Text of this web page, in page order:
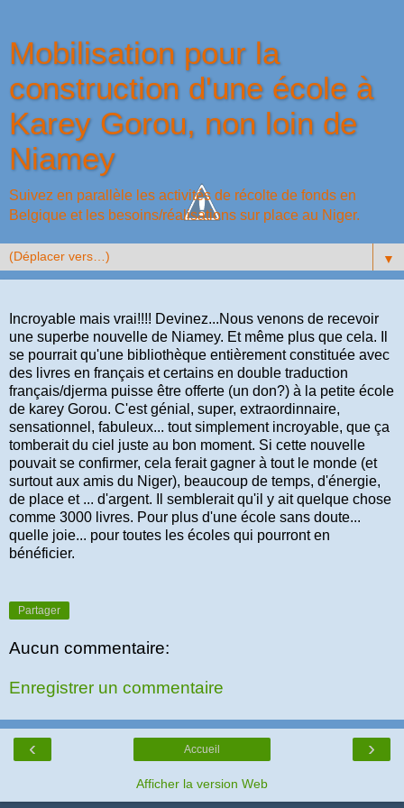
Mobilisation pour la
construction d'une école à
Karey Gorou, non loin de
Niamey
Suivez en parallèle les activités de récolte de fonds en
Belgique et les besoins/réalisations sur place au Niger.
▼
Incroyable mais vrai!!!! Devinez...Nous venons de recevoir
une superbe nouvelle de Niamey. Et même plus que cela. Il
se pourrait qu'une bibliothèque entièrement constituée avec
des livres en français et certains en double traduction
français/djerma puisse être offerte (un don?) à la petite école
de karey Gorou. C'est génial, super, extraordinnaire,
sensationnel, fabuleux... tout simplement incroyable, que ça
tomberait du ciel juste au bon moment. Si cette nouvelle
pouvait se confirmer, cela ferait gagner à tout le monde (et
surtout aux amis du Niger), beaucoup de temps, d'énergie,
de place et ... d'argent. Il semblerait qu'il y ait quelque chose
comme 3000 livres. Pour plus d'une école sans doute...
quelle joie... pour toutes les écoles qui pourront en
bénéficier.
Partager
Aucun commentaire:
Enregistrer un commentaire
‹ ›
Accueil
Afficher la version Web